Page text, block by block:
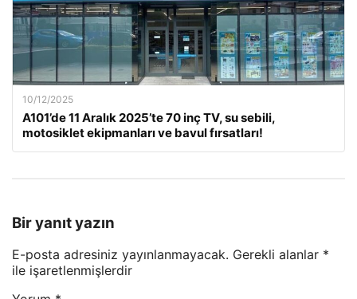
10/12/2025
A101’de 11 Aralık 2025’te 70 inç TV, su sebili,
motosiklet ekipmanları ve bavul fırsatları!
Bir yanıt yazın
E-posta adresiniz yayınlanmayacak. Gerekli alanlar *
ile işaretlenmişlerdir